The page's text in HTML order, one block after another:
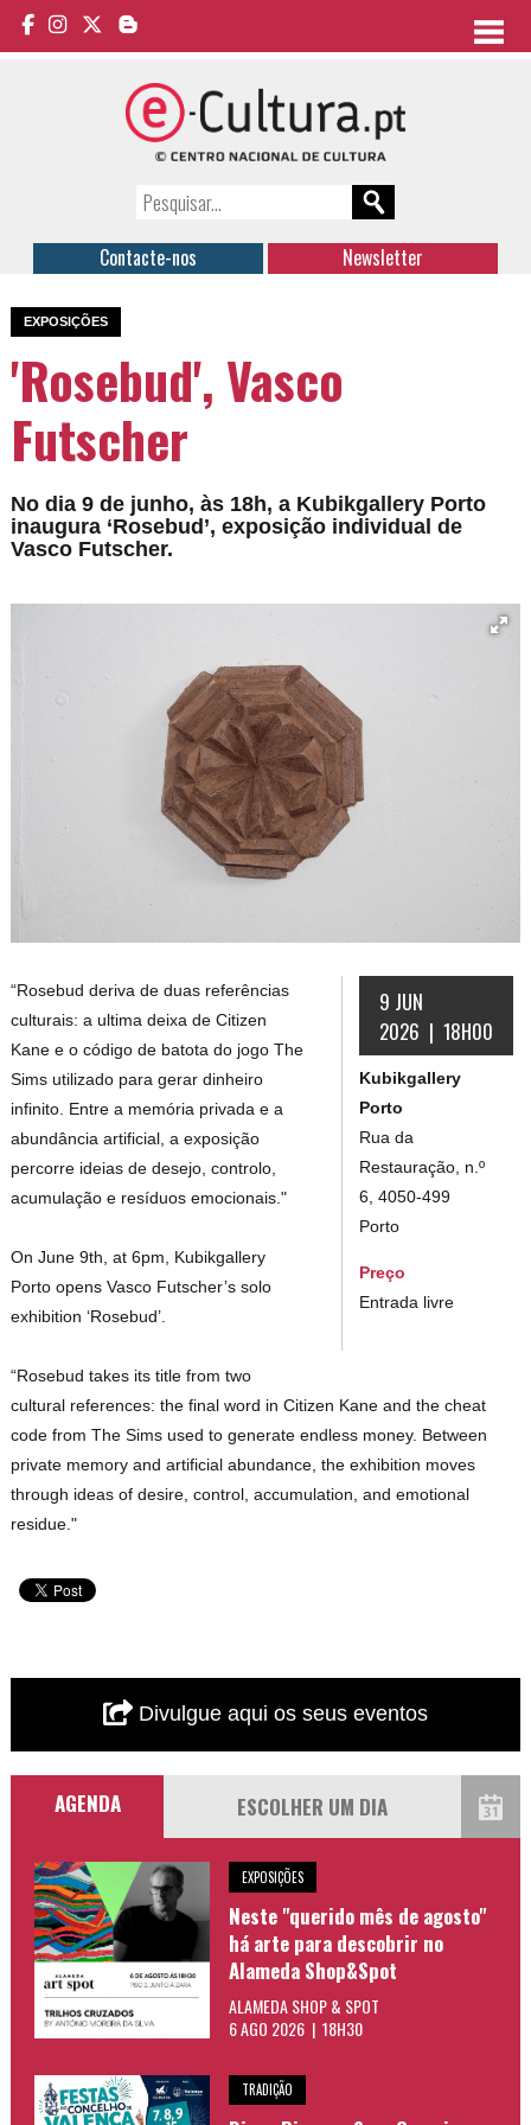
Contacte-nos Newsletter
EXPOSIÇÕES
'Rosebud', Vasco
Futscher
No dia 9 de junho, às 18h, a Kubikgallery Porto
inaugura ‘Rosebud’, exposição individual de
Vasco Futscher.
9 JUN
2026 | 18H00
Kubikgallery
Porto
Rua da
Restauração, n.º
6, 4050-499
Porto
Preço
Entrada livre
“Rosebud deriva de duas referências
culturais: a ultima deixa de Citizen
Kane e o código de batota do jogo The
Sims utilizado para gerar dinheiro
infinito. Entre a memória privada e a
abundância artificial, a exposição
percorre ideias de desejo, controlo,
acumulação e resíduos emocionais."
On June 9th, at 6pm, Kubikgallery
Porto opens Vasco Futscher’s solo
exhibition ‘Rosebud’.
“Rosebud takes its title from two
cultural references: the final word in Citizen Kane and the cheat
code from The Sims used to generate endless money. Between
private memory and artificial abundance, the exhibition moves
through ideas of desire, control, accumulation, and emotional
residue."
Divulgue aqui os seus eventos
AGENDA
EXPOSIÇÕES
Neste "querido mês de agosto"
há arte para descobrir no
Alameda Shop&Spot
ALAMEDA SHOP & SPOT
6 AGO 2026 | 18H30
TRADIÇÃO